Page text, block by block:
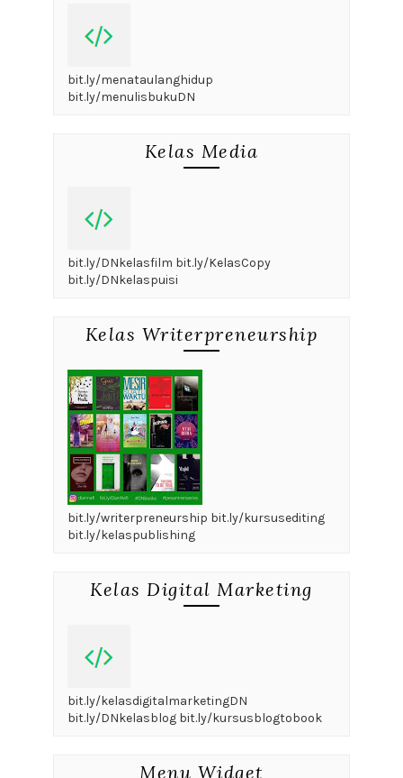
bit.ly/menataulanghidup
bit.ly/menulisbukuDN
Kelas Media
bit.ly/DNkelasfilm bit.ly/KelasCopy
bit.ly/DNkelaspuisi
Kelas Writerpreneurship
bit.ly/writerpreneurship bit.ly/kursusediting
bit.ly/kelaspublishing
Kelas Digital Marketing
bit.ly/kelasdigitalmarketingDN
bit.ly/DNkelasblog bit.ly/kursusblogtobook
Menu Widget